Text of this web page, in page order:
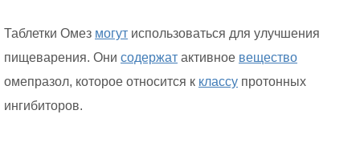
Таблетки Омез могут использоваться для улучшения
пищеварения. Они содержат активное вещество
омепразол, которое относится к классу протонных
ингибиторов.